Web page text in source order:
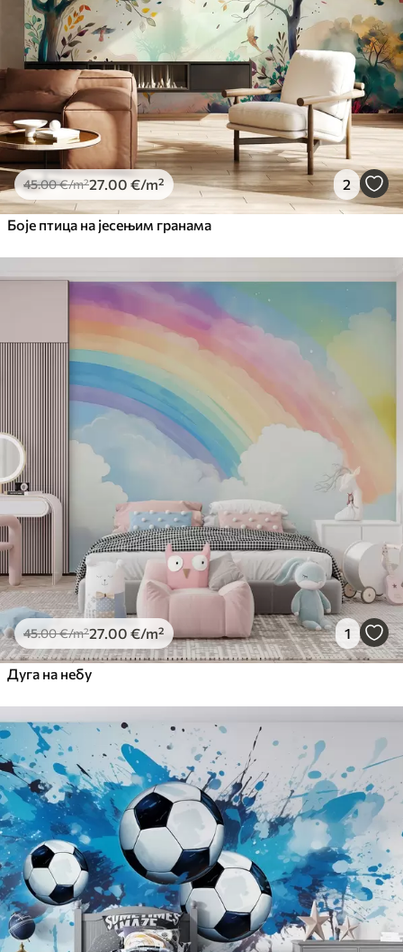
56.6734.00 /m²
Premium Vinil
65.0039.00€/m²
Peel and Stick
81.6749.00€/m²
45.00€/m²27.00 €/m² 2
Боје птица на јесењим гранама
45.00€/m²27.00 €/m² 1
Дуга на небу